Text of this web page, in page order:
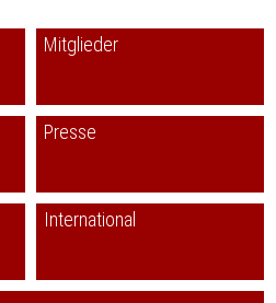
Mitglieder
Presse
International